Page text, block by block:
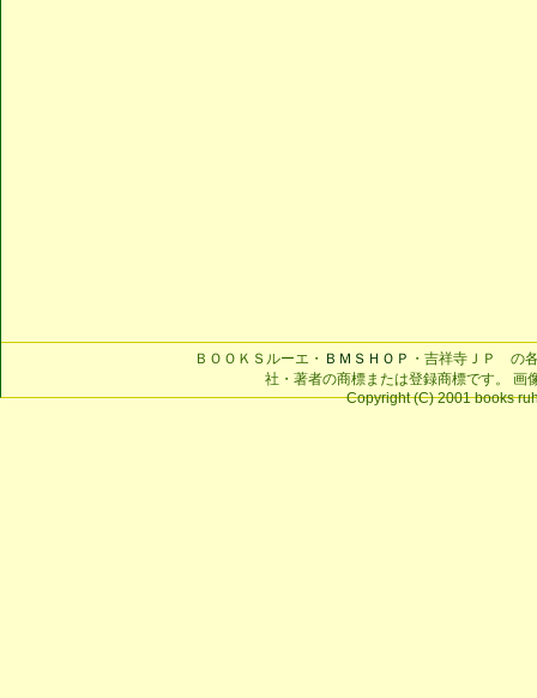
ＢＯＯＫＳルーエ・ ＢＭＳＨＯＰ ・吉祥寺ＪＰ の
社・著者の商標または登録商標です。 画
Copyright (C) 2001 books